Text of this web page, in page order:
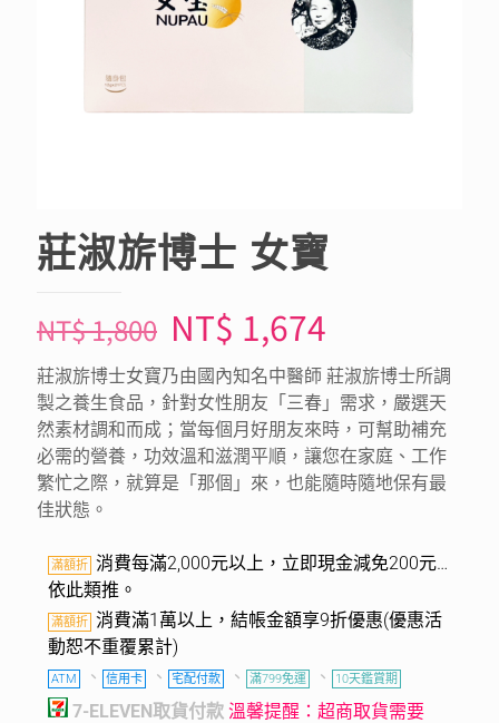
莊淑旂博士 女寶
NT$1,800 NT$ 1,674
莊淑旂博士女寶乃由國內知名中醫師 莊淑旂博士所調
製之養生食品，針對女性朋友「三春」需求，嚴選天
然素材調和而成；當每個月好朋友來時，可幫助補充
必需的營養，功效溫和滋潤平順，讓您在家庭、工作
繁忙之際，就算是「那個」來，也能隨時隨地保有最
佳狀態。
滿額折 消費每滿2,000元以上，立即現金減免200元…
依此類推。
滿額折 消費滿1萬以上，結帳金額享9折優惠(優惠活
動恕不重覆累計)
ATM 、 信用卡 、 宅配付款 、 滿799免運 、 10天鑑賞期
7-ELEVEN取貨付款 溫馨提醒：超商取貨需要